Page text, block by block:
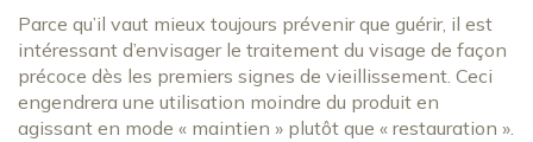
Parce qu’il vaut mieux toujours prévenir que guérir, il est
intéressant d’envisager le traitement du visage de façon
précoce dès les premiers signes de vieillissement. Ceci
engendrera une utilisation moindre du produit en
agissant en mode « maintien » plutôt que « restauration ».